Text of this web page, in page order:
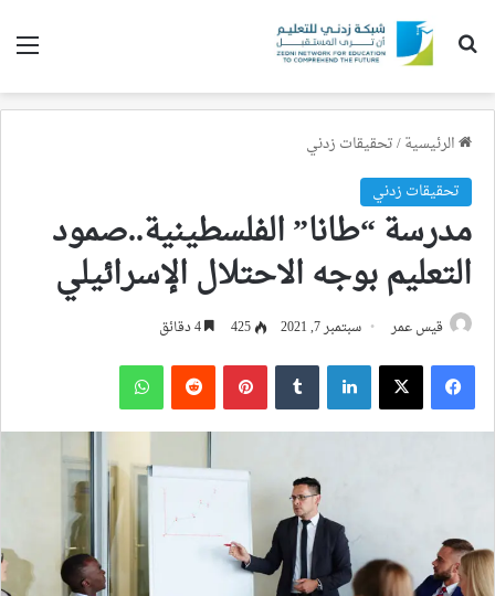
بحث عن
الرئيسية/تحقيقات زدني
تحقيقات زدني
مدرسة “طانا” الفلسطينية..صمود
التعليم بوجه الاحتلال الإسرائيلي
قيس عمر سبتمبر 7, 2021 425
فيسبوك ‫X لينكدإن بينتيريست واتساب